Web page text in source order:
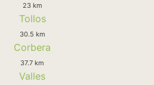
23 km
Tollos
30.5 km
Corbera
37.7 km
Valles